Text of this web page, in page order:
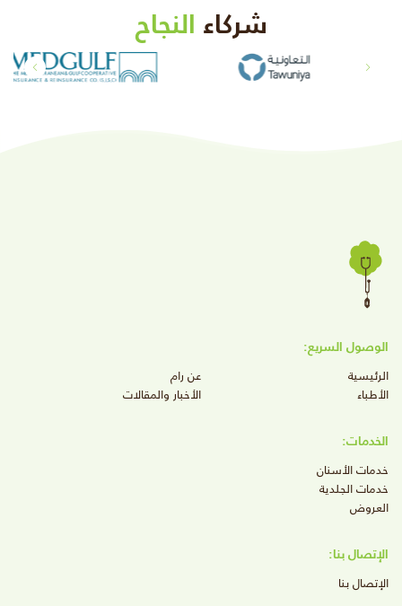
شركاء النجاح
الوصول السريع:
الرئيسية
عن رام
الأطباء
الأخبار والمقالات
الخدمات:
خدمات الأسنان
خدمات الجلدية
العروض
الإتصال بنا:
الإتصال بنا